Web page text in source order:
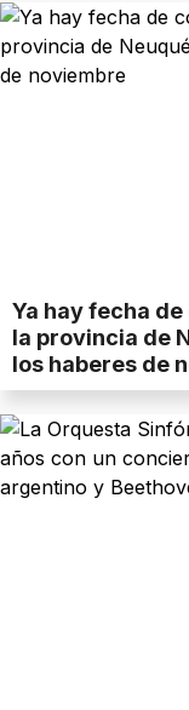
Ya hay fecha
la provincia de
los haberes de